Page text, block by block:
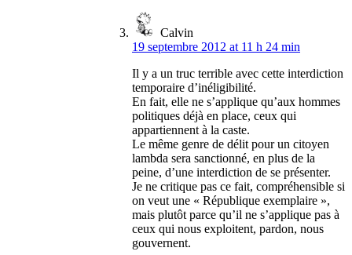
Calvin
19 septembre 2012 at 11 h 24 min
Il y a un truc terrible avec cette interdiction
temporaire d’inéligibilité.
En fait, elle ne s’applique qu’aux hommes
politiques déjà en place, ceux qui
appartiennent à la caste.
Le même genre de délit pour un citoyen
lambda sera sanctionné, en plus de la
peine, d’une interdiction de se présenter.
Je ne critique pas ce fait, compréhensible si
on veut une « République exemplaire »,
mais plutôt parce qu’il ne s’applique pas à
ceux qui nous exploitent, pardon, nous
gouvernent.